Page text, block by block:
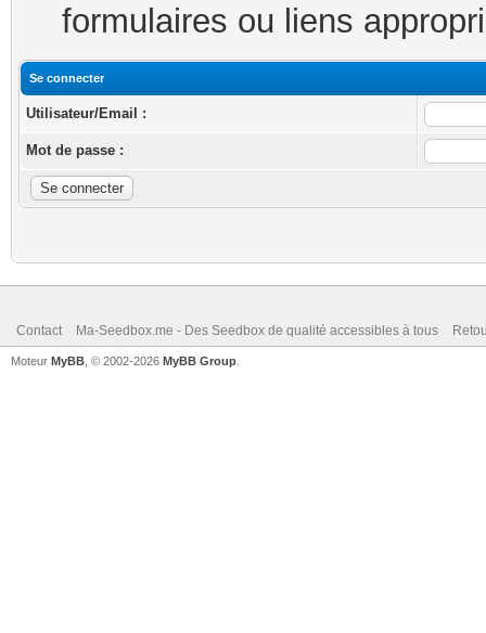
formulaires ou liens
Se connecter
Utilisateur/Email :
Mot de passe :
Contact Ma-Seedbox.me - Des Seedbox de qualité accessibles à tous
Moteur MyBB , © 2002-2026 MyBB Group